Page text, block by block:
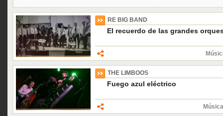
RE BIG BAND
El recuerdo de las grandes
THE LIMBOOS
Fuego azul eléctrico